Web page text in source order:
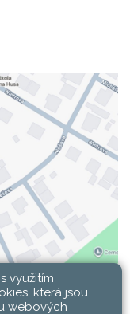
využitím
která jsou
webových